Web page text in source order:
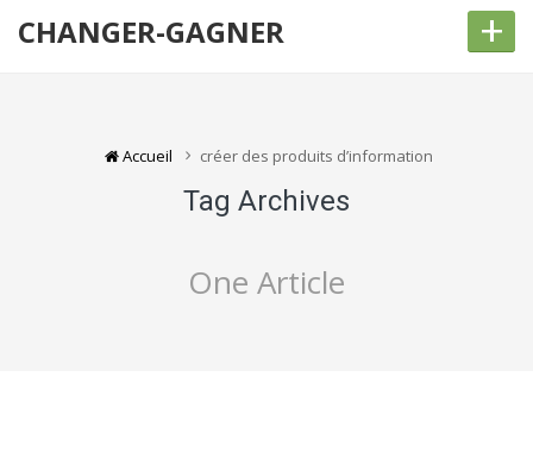
CHANGER-GAGNER +
Accueil créer des produits d’information
Tag Archives
One Article